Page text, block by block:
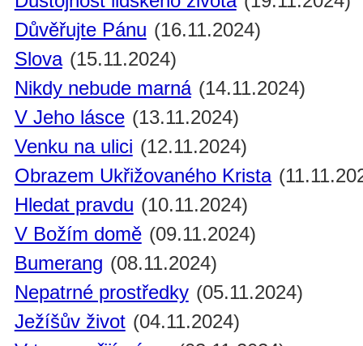
Důvěřujte Pánu (16.11.2024)
Slova (15.11.2024)
Nikdy nebude marná (14.11.2024)
V Jeho lásce (13.11.2024)
Venku na ulici (12.11.2024)
Obrazem Ukřižovaného Krista
Hledat pravdu (10.11.2024)
V Božím domě (09.11.2024)
Bumerang (08.11.2024)
Nepatrné prostředky (05.11.2024)
Ježíšův život (04.11.2024)